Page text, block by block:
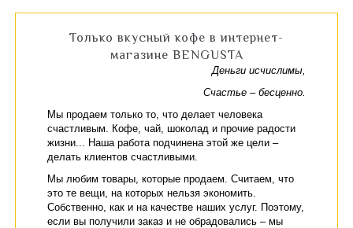
Только вкусный кофе в интернет-
магазине BENGUSTA
Деньги исчислимы,
Счастье – бесценно.
Мы продаем только то, что делает человека
счастливым. Кофе, чай, шоколад и прочие радости
жизни... Наша работа подчинена этой же цели –
делать клиентов счастливыми.
Мы любим товары, которые продаем. Считаем, что
это те вещи, на которых нельзя экономить.
Собственно, как и на качестве наших услуг. Поэтому,
если вы получили заказ и не обрадовались – мы